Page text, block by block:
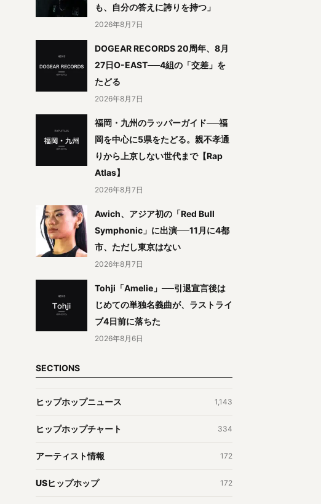
も、自分の答えに誇りを持つ」
2026年8月7日
DOGEAR RECORDS 20周年、8月
27日O-EAST──4組の「交差」を
たどる
2026年8月7日
福岡・九州のラッパーガイド──福
岡を中心に5県をたどる。親不孝通
りから上京しない世代まで【Rap
Atlas】
2026年8月7日
Awich、アジア初の「Red Bull
Symphonic」に出演──11月に4都
市、ただし東京はない
2026年8月7日
Tohji「Amelie」──引退宣言後は
じめての単独名義曲が、ラストライ
ブ4日前に落ちた
2026年8月6日
SECTIONS
ヒップホップニュース 1,143
ヒップホップチャート 334
アーティスト情報 172
USヒップホップ 172